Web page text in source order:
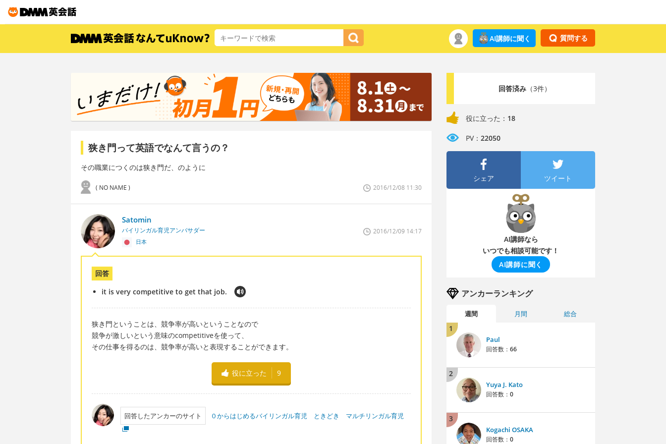
質問する
AI講師に聞く
狭き門って英語でなんて言うの？
その職業につくのは狭き門だ、のように
( NO NAME ) 2016/12/08 11:30
Satomin
バイリンガル育児アンバサダー
日本
2016/12/09 14:17
回答
it is very competitive to get that job.
狭き門ということは、競争率が高いということなので
競争が激しいという意味のcompetitiveを使って、
その仕事を得るのは、競争率が高いと表現することができます。
役に立った 9
回答したアンカーのサイト ０からはじめるバイリンガル育児 ときどき マルチリンガル育児
回答済み（3件）
役に立った： 18
PV： 22050
シェア ツイート
AI講師なら
いつでも相談可能です！
AI講師に聞く
アンカーランキング
週間 月間 総合
1
Paul
回答数： 66
2
Yuya J. Kato
回答数： 0
3
Kogachi OSAKA
回答数： 0